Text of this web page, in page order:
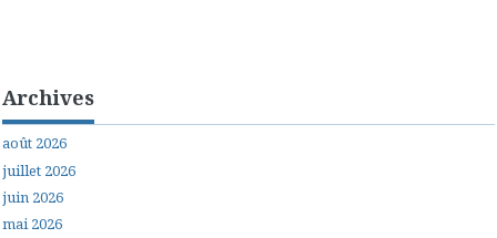
Archives
août 2026
juillet 2026
juin 2026
mai 2026